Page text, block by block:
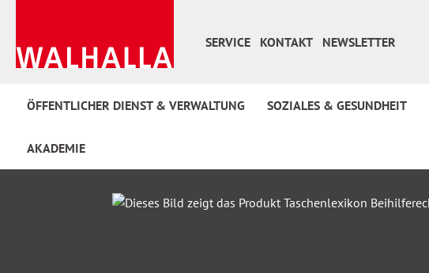
SERVICE
KONTAKT NEWSLETTER
ÖFFENTLICHER DIENST & VERWALTUNG SOZIALES & GESUNDHEIT
AKADEMIE
Bildergalerie überspringen